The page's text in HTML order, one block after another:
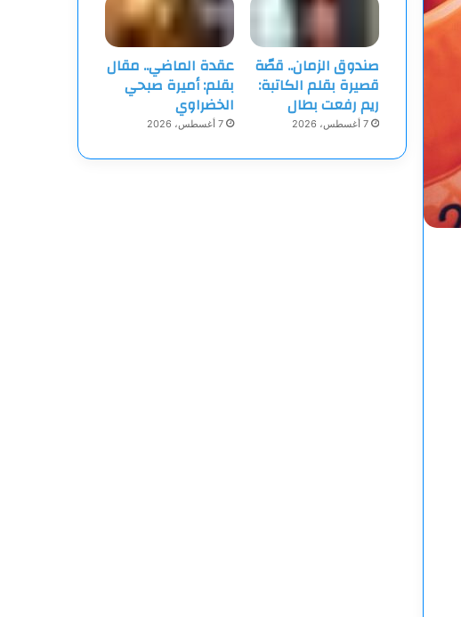
صندوق الزمان.. قصّة
قصيرة بقلم الكاتبة:
ريم رفعت بطال
7 أغسطس، 2026
عقدة الماضي.. مقال
بقلم: أميرة صبحي
الخضراوي
7 أغسطس، 2026